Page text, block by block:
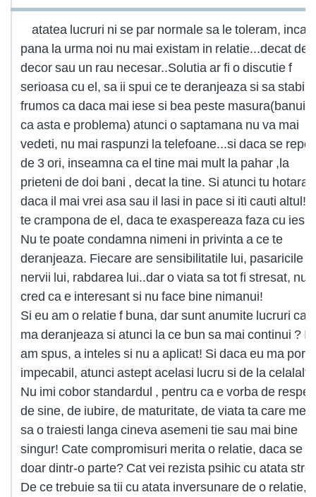
atatea lucruri ni se par normale sa le toleram, incat
pana la urma noi nu mai existam in relatie...decat de
decor sau un rau necesar..Solutia ar fi o discutie f
serioasa cu el, sa ii spui ce te deranjeaza si sa stabiliti
frumos ca daca mai iese si bea peste
ca asta e problema) atunci o saptamana nu va mai
vedeti, nu mai raspunzi la telefoane...si daca se
de 3 ori, inseamna ca el tine mai mult la pahar ,la
prieteni de doi bani , decat la tine. Si atunci tu
daca il mai vrei asa sau il lasi in pace si iti cauti altul!
te crampona de el, daca te exaspereaza faza cu
Nu te poate condamna nimeni in privinta a ce te
deranjeaza. Fiecare are sensibilitatile lui, pasaricile
nervii lui, rabdarea lui..dar o viata sa tot fi stresat, nu
cred ca e interesant si nu face bine nimanui!
Si eu am o relatie f buna, dar sunt anumite lucruri
ma deranjeaza si atunci la ce bun sa mai continui ? I-
am spus, a inteles si nu a aplicat! Si daca eu ma port
impecabil, atunci astept acelasi lucru si de la celalalt!
Nu imi cobor standardul , pentru ca e vorba de
de sine, de iubire, de maturitate, de viata ta care
sa o traiesti langa cineva asemeni tie sau mai bine
singur! Cate compromisuri merita o relatie, daca se
doar dintr-o parte? Cat vei rezista psihic cu atata
De ce trebuie sa tii cu atata inversunare de o relatie,